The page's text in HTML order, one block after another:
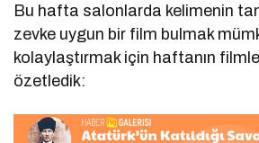
Bu hafta salonlarda kelimenin
zevke uygun bir film bulmak
kolaylaştırmak için haftanın
özetledik: